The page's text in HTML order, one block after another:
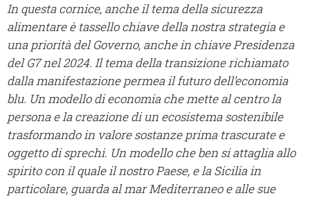
In questa cornice, anche il tema della sicurezza
alimentare è tassello chiave della nostra strategia e
una priorità del Governo, anche in chiave Presidenza
del G7 nel 2024. Il tema della transizione richiamato
dalla manifestazione permea il futuro dell’economia
blu. Un modello di economia che mette al centro la
persona e la creazione di un ecosistema sostenibile
trasformando in valore sostanze prima trascurate e
oggetto di sprechi. Un modello che ben si attaglia allo
spirito con il quale il nostro Paese, e la Sicilia in
particolare, guarda al mar Mediterraneo e alle sue